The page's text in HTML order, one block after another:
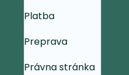
Platba
Preprava
Právna stránka